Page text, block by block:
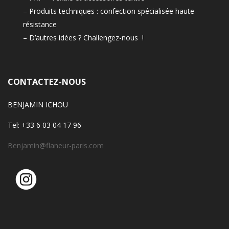
– Produits techniques : confection spécialisée haute-
résistance
– D’autres idées ? Challengez-nous !
CONTACTEZ-NOUS
BENJAMIN ICHOU
Tel: +33 6 03 04 17 96
Benjamin@flaneur-paris.com